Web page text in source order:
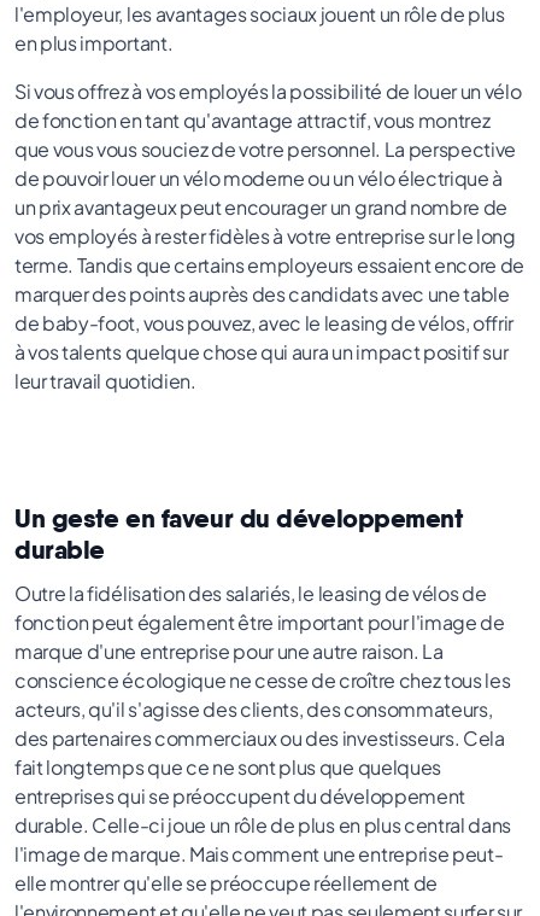
l'employeur, les avantages sociaux jouent un rôle de plus
en plus important.
Si vous offrez à vos employés la possibilité de louer un vélo
de fonction en tant qu'avantage attractif, vous montrez
que vous vous souciez de votre personnel. La perspective
de pouvoir louer un vélo moderne ou un vélo électrique à
un prix avantageux peut encourager un grand nombre de
vos employés à rester fidèles à votre entreprise sur le long
terme. Tandis que certains employeurs essaient encore de
marquer des points auprès des candidats avec une table
de baby-foot, vous pouvez, avec le leasing de vélos, offrir
à vos talents quelque chose qui aura un impact positif sur
leur travail quotidien.
Un geste en faveur du développement
durable
Outre la fidélisation des salariés, le leasing de vélos de
fonction peut également être important pour l'image de
marque d'une entreprise pour une autre raison. La
conscience écologique ne cesse de croître chez tous les
acteurs, qu'il s'agisse des clients, des consommateurs,
des partenaires commerciaux ou des investisseurs. Cela
fait longtemps que ce ne sont plus que quelques
entreprises qui se préoccupent du développement
durable. Celle-ci joue un rôle de plus en plus central dans
l'image de marque. Mais comment une entreprise peut-
elle montrer qu'elle se préoccupe réellement de